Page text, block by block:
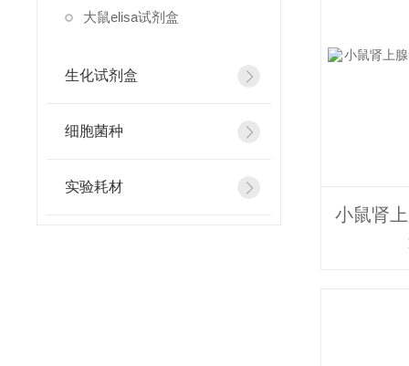
大鼠elisa试剂盒
生化试剂盒
细胞菌种
实验耗材